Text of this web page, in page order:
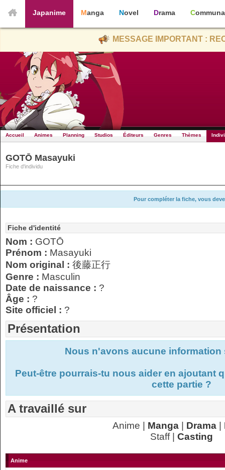
Japanime Manga Novel Drama
MESSAGE IMPORTANT :
Accueil Animes Planning Studios Éditeurs Genres Thèmes
GOTŌ Masayuki
Fiche d'individu
Pour compléter la fiche, vous
Fiche d'identité
Nom : GOTŌ
Prénom : Masayuki
Nom original : 後藤正行
Genre : Masculin
Date de naissance : ?
Âge : ?
Site officiel : ?
Présentation
Nous n'avons aucune
Peut-être pourrais-tu nous aider en ajoutant
cette partie ?
A travaillé sur
Anime | Manga| Drama|
Staff | Casting
Anime